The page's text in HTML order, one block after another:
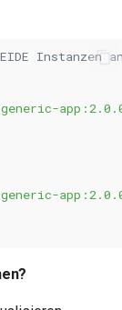
Instanzen